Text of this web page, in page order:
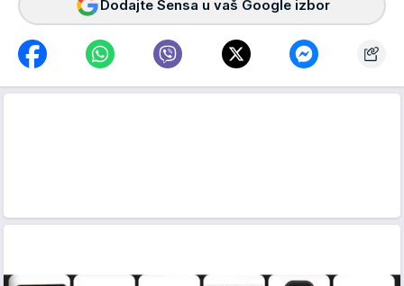
Dodajte Sensa u vaš Google izbor